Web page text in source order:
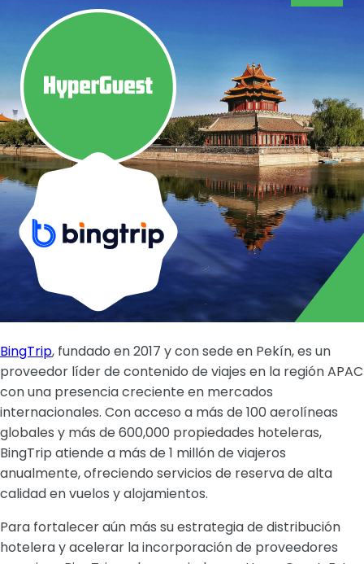
BingTrip, fundado en 2017 y con sede en Pekín, es un
proveedor líder de contenido de viajes en la región APAC
con una presencia creciente en mercados
internacionales. Con acceso a más de 100 aerolíneas
globales y más de 600,000 propiedades hoteleras,
BingTrip atiende a más de 1 millón de viajeros
anualmente, ofreciendo servicios de reserva de alta
calidad en vuelos y alojamientos.
Para fortalecer aún más su estrategia de distribución
hotelera y acelerar la incorporación de proveedores